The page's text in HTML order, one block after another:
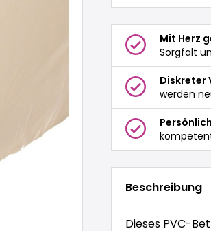
Mit Herz
Sorgfalt
Diskreter
werden
Beschreibung
Dieses PVC-